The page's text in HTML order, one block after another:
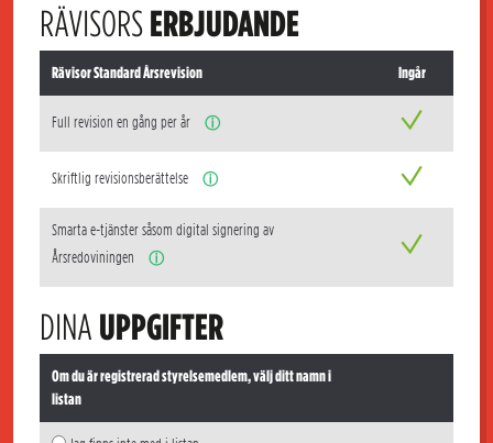
RÄVISORSERBJUDANDE
Rävisor Standard Årsrevision Ingår
Full revision en gång per år ⓘ
Skriftlig revisionsberättelse ⓘ
Smarta e-tjänster såsom digital signering av
Årsredoviningen
ⓘ
DINA UPPGIFTER
Om du är registrerad styrelsemedlem, välj ditt namn i
listan